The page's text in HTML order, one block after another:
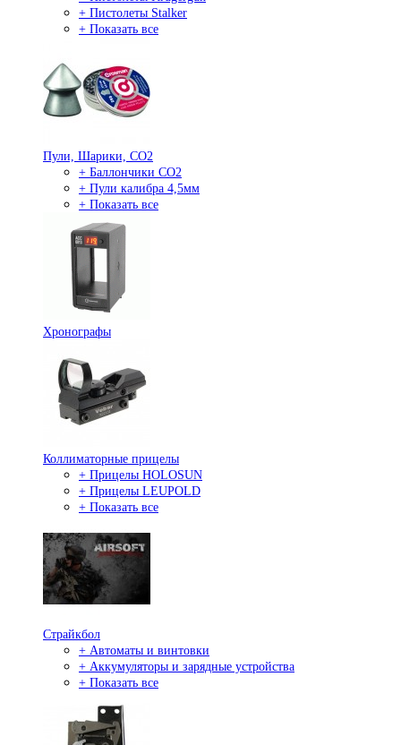
+ Пистолеты Stalker
+ Показать все
Пули, Шарики, СО2
+ Баллончики СО2
+ Пули калибра 4,5мм
+ Показать все
Хронографы
Коллиматорные прицелы
+ Прицелы HOLOSUN
+ Прицелы LEUPOLD
+ Показать все
Страйкбол
+ Автоматы и винтовки
+ Аккумуляторы и зарядные устройства
+ Показать все